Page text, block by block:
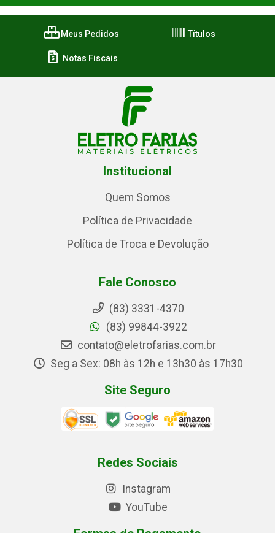
Meus Pedidos Títulos
Notas Fiscais
Institucional
Quem Somos
Política de Privacidade
Política de Troca e Devolução
Fale Conosco
(83) 3331-4370
(83) 99844-3922
contato@eletrofarias.com.br
Seg a Sex: 08h às 12h e 13h30 às 17h30
Site Seguro
Redes Sociais
Instagram
YouTube